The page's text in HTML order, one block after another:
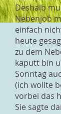
Deshalb
Nebenjob
einfach
heute
zu dem
kaputt bin
Sonntag
(ich wollte
vorbei das
Sie sagte